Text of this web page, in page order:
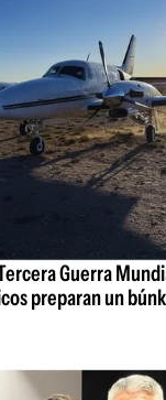
Guerra
preparan un